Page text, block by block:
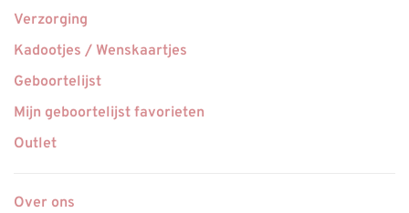
Verzorging
Kadootjes / Wenskaartjes
Geboortelijst
Mijn geboortelijst favorieten
Outlet
Over ons